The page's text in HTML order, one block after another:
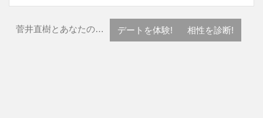
菅井直樹とあなたの… デートを体験! 相性を診断!